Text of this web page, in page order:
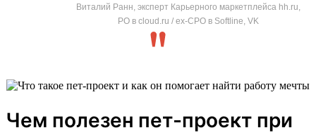
Виталий Ранн, эксперт Карьерного маркетплейса hh.ru,
PO в cloud.ru / ex-CPO в Softline, VK
Чем полезен пет-проект при